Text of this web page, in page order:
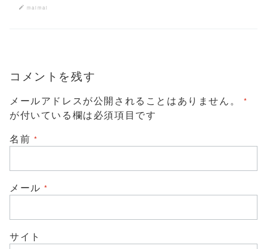
maimai
コメントを残す
メールアドレスが公開されることはありません。 *
が付いている欄は必須項目です
名前 *
メール*
サイト